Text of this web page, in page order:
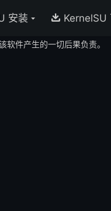
安装  KernelSU
软件产生的一切后果负责。